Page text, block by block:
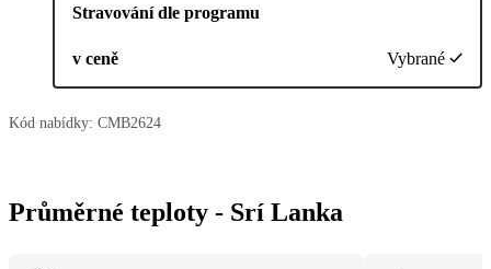
Stravování dle programu
v ceně Vybrané
Kód nabídky: CMB2624
Průměrné teploty - Srí Lanka